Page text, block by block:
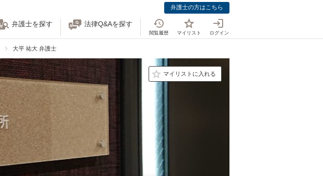
弁護士の方はこちら
弁護士を探す 法律Q&Aを探す
閲覧履歴 マイリスト ログイン
大平 祐大 弁護士
マイリストに入れる